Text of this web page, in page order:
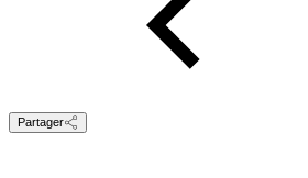
Partager